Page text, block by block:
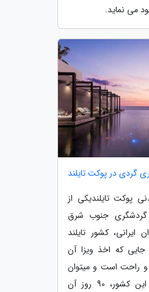
می نماید.
گردی در پوکت تایلند
پوکت تایلندیکی از
جنوب شرق
ایرانی، کشور تایلند
که اخذ ویزا آن
و راحت است و میتوان
با سفر هوایی به این کشور، 90 روز آن